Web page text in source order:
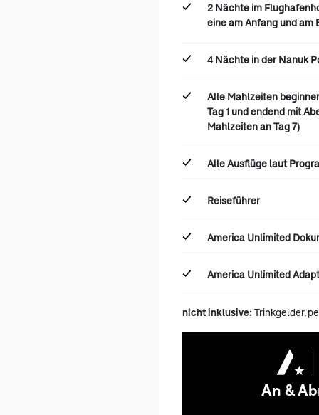
2 Nächte im
eine am Anfang und am
4 Nächte in der Nanuk
Alle Mahlzeiten
Tag 1 und endend mit
Mahlzeiten an Tag 7)
Alle Ausflüge laut
Reiseführer
America Unlimited
America Unlimited
nicht inklusive: Trinkgelder,
An &